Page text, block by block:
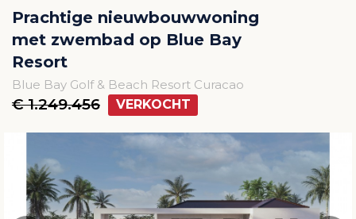
Prachtige nieuwbouwwoning
met zwembad op Blue Bay
Resort
Blue Bay Golf & Beach Resort Curacao
€ 1.249.456 VERKOCHT